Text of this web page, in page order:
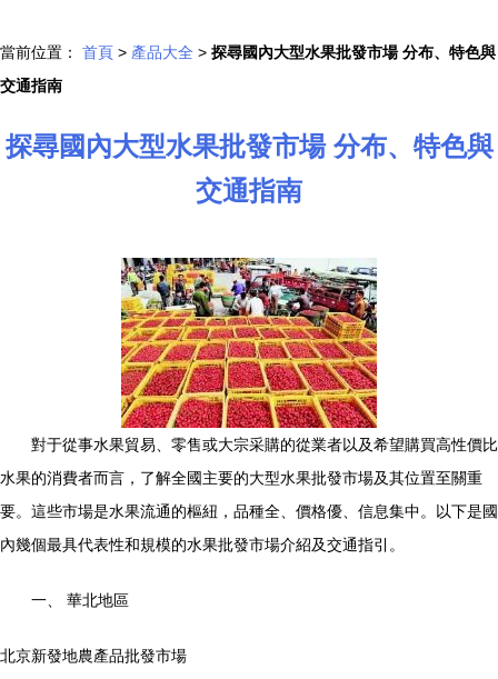
當前位置： 首頁 > 產品大全 > 探尋國內大型水果批發市場 分布、特色與
交通指南
探尋國內大型水果批發市場 分布、特色與
交通指南
對于從事水果貿易、零售或大宗采購的從業者以及希望購買高性價比
水果的消費者而言，了解全國主要的大型水果批發市場及其位置至關重
要。這些市場是水果流通的樞紐，品種全、價格優、信息集中。以下是國
內幾個最具代表性和規模的水果批發市場介紹及交通指引。
一、 華北地區
北京新發地農產品批發市場